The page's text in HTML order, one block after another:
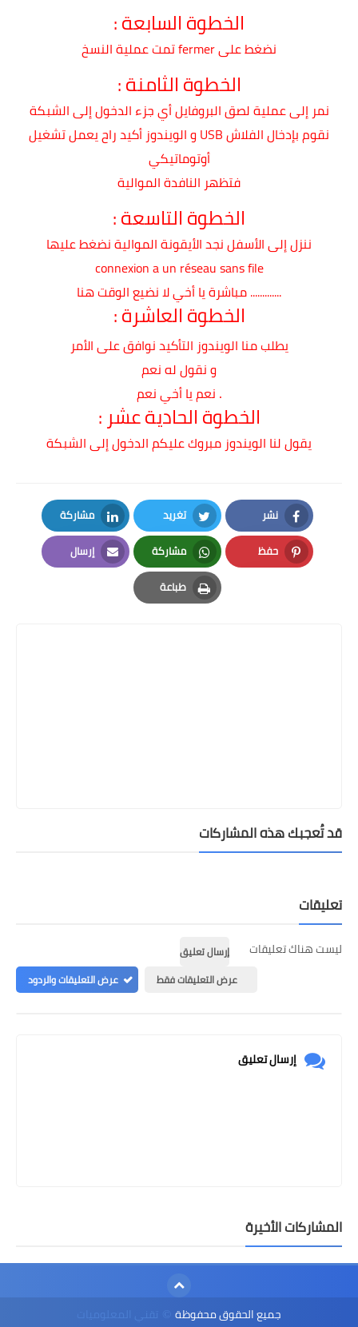
الخطوة السابعة :
نضغط على fermer تمت عملية النسخ
الخطوة الثامنة :
نمر إلى عملية لصق البروفايل أي جزء الدخول إلى الشبكة
نقوم بإدخال الفلاش USB و الويندوز أكيد راح يعمل تشغيل
أوتوماتيكي
فتظهر النافدة الموالية
الخطوة التاسعة :
ننزل إلى الأسفل نجد الأيقونة الموالية نضغط عليها
connexion a un réseau sans file
............. مباشرة يا أخي لا نضيع الوقت هنا
الخطوة العاشرة :
يطلب منا الويندوز التأكيد نوافقعلى الأمر
و نقول له نعم
. نعم يا أخي نعم
الخطوة الحادية عشر :
يقول لنا الويندوز مبروك عليكم الدخول إلى الشبكة
نشر
Facebook
تغريد
Twitter
مشاركة
LinkedIn
حفظ
Pinterest
مشاركة
Whatsapp
إرسال
Email
طباعة
Print
قد تُعجبك هذه المشاركات
تعليقات
ليست هناك تعليقات
إرسال تعليق
عرض التعليقات فقط
عرض التعليقات والردود
إرسال تعليق
المشاركات الأخيرة
جميع الحقوق محفوظة